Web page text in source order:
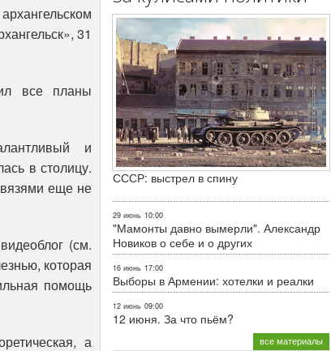
31
все планы
и
в столицу.
еще не
(см.
которая
помощь
а
СССР: выстрел в спину
29 июнь 10:00
"Мамонты давно вымерли". Александр
Новиков о себе и о других
16 июнь 17:00
Выборы в Армении: хотелки и реалки
12 июнь 09:00
12 июня. За что пьём?
все материалы